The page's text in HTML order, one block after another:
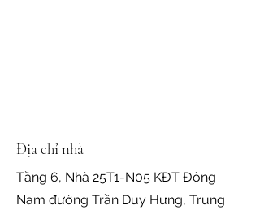
Địa chỉ nhà
Tầng 6, Nhà 25T1-N05 KĐT Đông
Nam đường Trần Duy Hưng, Trung